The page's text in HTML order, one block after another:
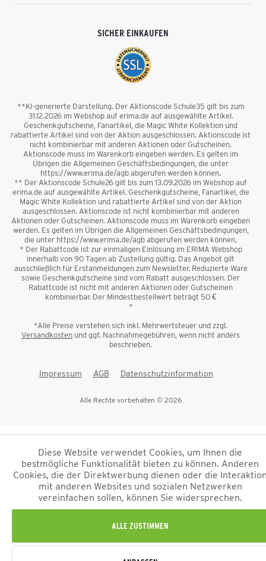
SICHER EINKAUFEN
**KI-generierte Darstellung. Der Aktionscode Schule35 gilt bis zum
31.12.2026 im Webshop auf erima.de auf ausgewählte Artikel.
Geschenkgutscheine, Fanartikel, die Magic White Kollektion und
rabattierte Artikel sind von der Aktion ausgeschlossen. Aktionscode ist
nicht kombinierbar mit anderen Aktionen oder Gutscheinen.
Aktionscode muss im Warenkorb eingeben werden. Es gelten im
Übrigen die Allgemeinen Geschäftsbedingungen, die unter
https://www.erima.de/agb abgerufen werden können.
** Der Aktionscode Schule26 gilt bis zum 13.09.2026 im Webshop auf
erima.de auf ausgewählte Artikel. Geschenkgutscheine, Fanartikel, die
Magic White Kollektion und rabattierte Artikel sind von der Aktion
ausgeschlossen. Aktionscode ist nicht kombinierbar mit anderen
Aktionen oder Gutscheinen. Aktionscode muss im Warenkorb eingeben
werden. Es gelten im Übrigen die Allgemeinen Geschäftsbedingungen,
die unter https://www.erima.de/agb abgerufen werden können.
* Der Rabattcode ist zur einmaligen Einlösung im ERIMA Webshop
innerhalb von 90 Tagen ab Zustellung gültig. Das Angebot gilt
ausschließlich für Erstanmeldungen zum Newsletter. Reduzierte Ware
sowie Geschenkgutscheine sind vom Rabatt ausgeschlossen. Der
Rabattcode ist nicht mit anderen Aktionen oder Gutscheinen
kombinierbar. Der Mindestbestellwert beträgt 50 €
*
*Alle Preise verstehen sich inkl. Mehrwertsteuer und zzgl.
Versandkosten und ggf. Nachnahmegebühren, wenn nicht anders
beschrieben.
Impressum AGB Datenschutzinformation
Alle Rechte vorbehalten © 2026
Diese Website verwendet Cookies, um Ihnen die
bestmögliche Funktionalität bieten zu können. Anderen
Cookies, die der Direktwerbung dienen oder die
mit anderen Websites und sozialen Netzwerken
vereinfachen sollen, können Sie widersprechen.